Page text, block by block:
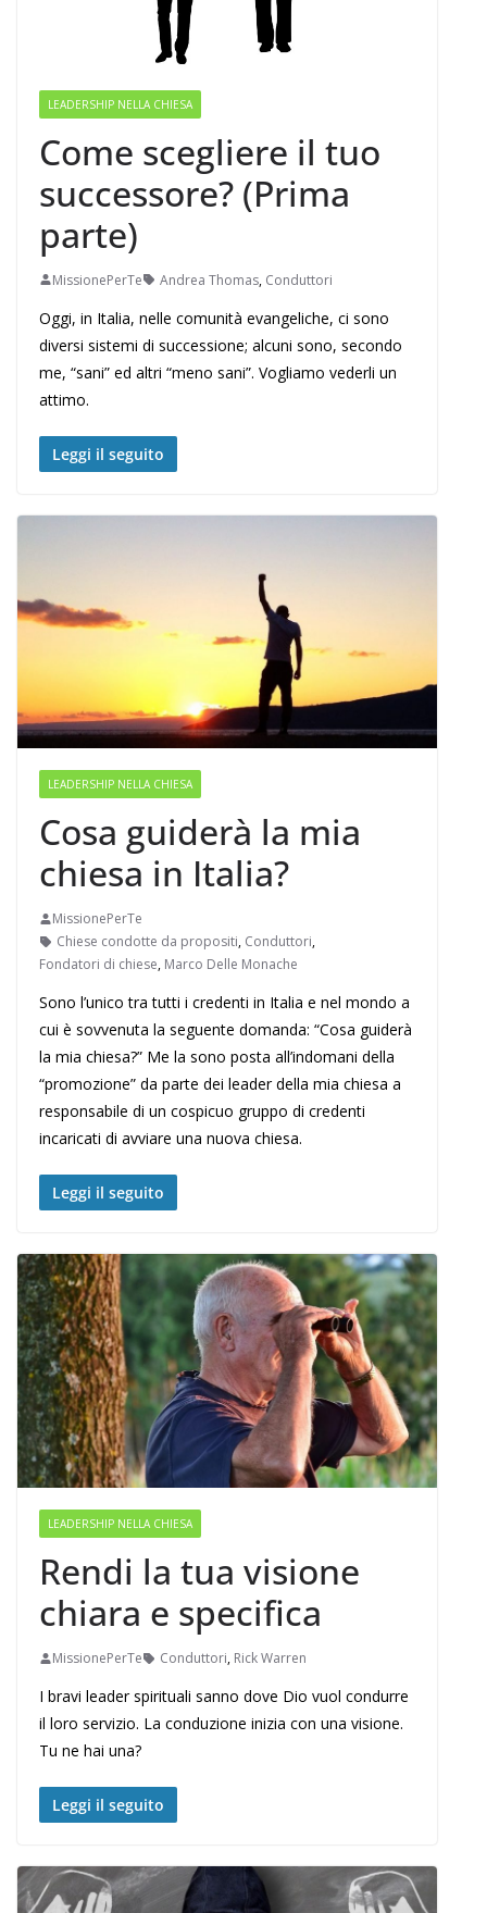
LEADERSHIP NELLA CHIESA
Come scegliere il tuo
successore? (Prima
parte)
MissionePerTe Andrea Thomas, Conduttori
Oggi, in Italia, nelle comunità evangeliche, ci sono
diversi sistemi di successione; alcuni sono, secondo
me, “sani” ed altri “meno sani”. Vogliamo vederli un
attimo.
Leggi il seguito
LEADERSHIP NELLA CHIESA
Cosa guiderà la mia
chiesa in Italia?
MissionePerTe
Chiese condotte da propositi, Conduttori,
Fondatori di chiese, Marco Delle Monache
Sono l’unico tra tutti i credenti in Italia e nel mondo a
cui è sovvenuta la seguente domanda: “Cosa guiderà
la mia chiesa?” Me la sono posta all’indomani della
“promozione” da parte dei leader della mia chiesa a
responsabile di un cospicuo gruppo di credenti
incaricati di avviare una nuova chiesa.
Leggi il seguito
LEADERSHIP NELLA CHIESA
Rendi la tua visione
chiara e specifica
MissionePerTe Conduttori, Rick Warren
I bravi leader spirituali sanno dove Dio vuol condurre
il loro servizio. La conduzione inizia con una visione.
Tu ne hai una?
Leggi il seguito